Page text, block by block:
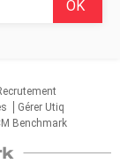
Gérer Utiq
Benchmark